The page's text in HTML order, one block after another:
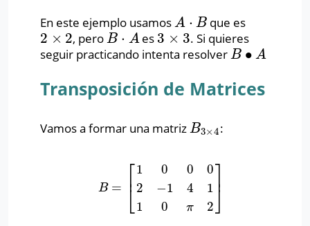
En este ejemplo usamos A ⋅ B
A⋅ B que es
2 × 2
2 ×2 , peroB ⋅ A
B⋅ A es 3 × 3
3 ×3
. Si quieres
seguir practicando intenta resolver B ∙ A
B∙ A
Transposición de Matrices
Vamos a formar una matriz B3×4
B3×4:
B = ⎡
⎣
⎢ 1
2
1
0
−1
0
0
4
π
0
1
2
⎤
⎦⎥
B =[1 0 00 −141 0π